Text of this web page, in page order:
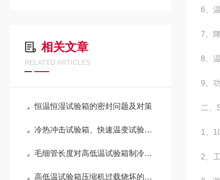
相关文章
RELATED ARTICLES
恒温恒湿试验箱的密封问题及对策
冷热冲击试验箱、快速温变试验箱和高低温试验箱的区别
毛细管长度对高低温试验箱制冷系统参数的五大影响
高低温试验箱压缩机过载烧坏的原因分析
6 、
7 、
8 、
9 、
二、
1
2 、